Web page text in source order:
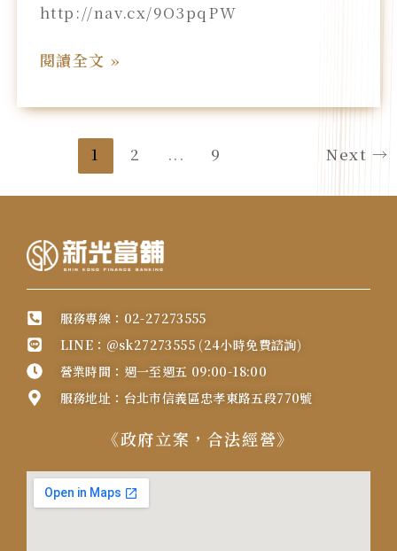
http://nav.cx/9O3pqPW
閱讀全文 »
1 2 ... 9 Next→
服務專線：02-27273555
LINE：@sk27273555 (24小時免費諮詢)
營業時間：週一至週五 09:00-18:00
服務地址：台北市信義區忠孝東路五段770號
《政府立案，合法經營》